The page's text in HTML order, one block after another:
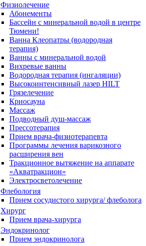
Физиолечение
Абонементы
Бассейн с минеральной водой в центре
Тюмени!
Ванна Клеопатры (водородная
терапия)
Ванны с минеральной водой
Вихревые ванны
Водородная терапия (ингаляции)
Высокоинтенсивный лазер HILT
Грязелечение
Криосауна
Массаж
Подводный душ-массаж
Прессотерапия
Прием врача-физиотерапевта
Программы лечения варикозного
расширения вен
Тракционное вытяжение на аппарате
«Акватракцион»
Электросветолечение
Флебология
Прием сосудистого хирурга/ флеболога
Хирург
Прием врача-хирурга
Эндокринолог
Прием эндокринолога